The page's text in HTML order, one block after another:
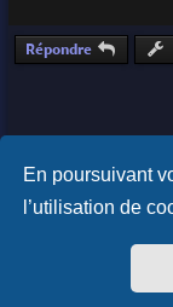
En poursuivant
l’utilisation de
Répondre
Accueil Index